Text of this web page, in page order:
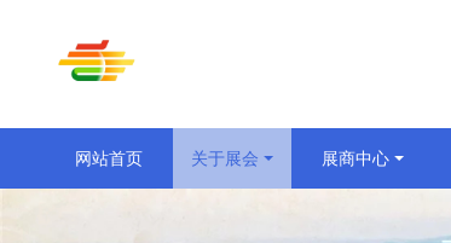
网站首页 关于展会 展商中心